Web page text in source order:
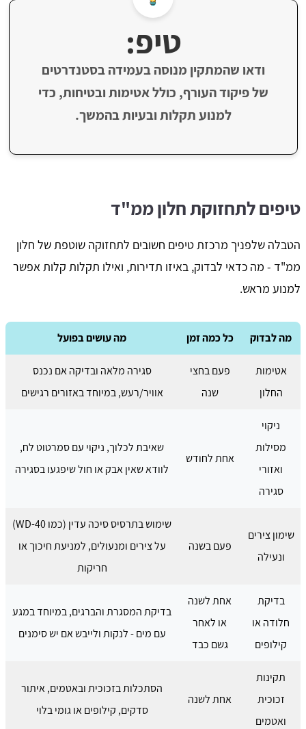
טיפ:
ודאו שהמתקין מנוסה בעמידה בסטנדרטים
של פיקוד העורף, כולל אטימות ובטיחות, כדי
למנוע תקלות ובעיות בהמשך.
טיפים לתחזוקת חלון ממ"ד
הטבלה שלפניך מרכזת טיפים חשובים לתחזוקה שוטפת של חלון
ממ"ד - מה כדאי לבדוק, באיזו תדירות, ואילו תקלות קלות אפשר
למנוע מראש.
מה לבדוק כל כמה זמן מה עושים בפועל
אטימות
החלון
פעם בחצי
שנה
סגירה מלאה ובדיקה אם נכנס
אוויר/רעש, במיוחד באזורים רגישים
ניקוי
מסילות
ואזורי
סגירה
אחת לחודש
שאיבת לכלוך, ניקוי עם סמרטוט לח,
לוודא שאין אבק או חול שיפגעו בסגירה
שימון צירים
ונעילה
פעם בשנה
שימוש בתרסיס סיכה עדין (כמו WD-40)
על צירים ומנעולים, למניעת חיכוך או
חריקות
בדיקת
חלודה או
קילופים
אחת לשנה
או לאחר
גשם כבד
בדיקת המסגרת והברגים, במיוחד במגע
עם מים - לנקות ולייבש אם יש סימנים
תקינות
זכוכית
ואטמים
אחת לשנה
הסתכלות בזכוכית ובאטמים, איתור
סדקים, קילופים או גומי בלוי